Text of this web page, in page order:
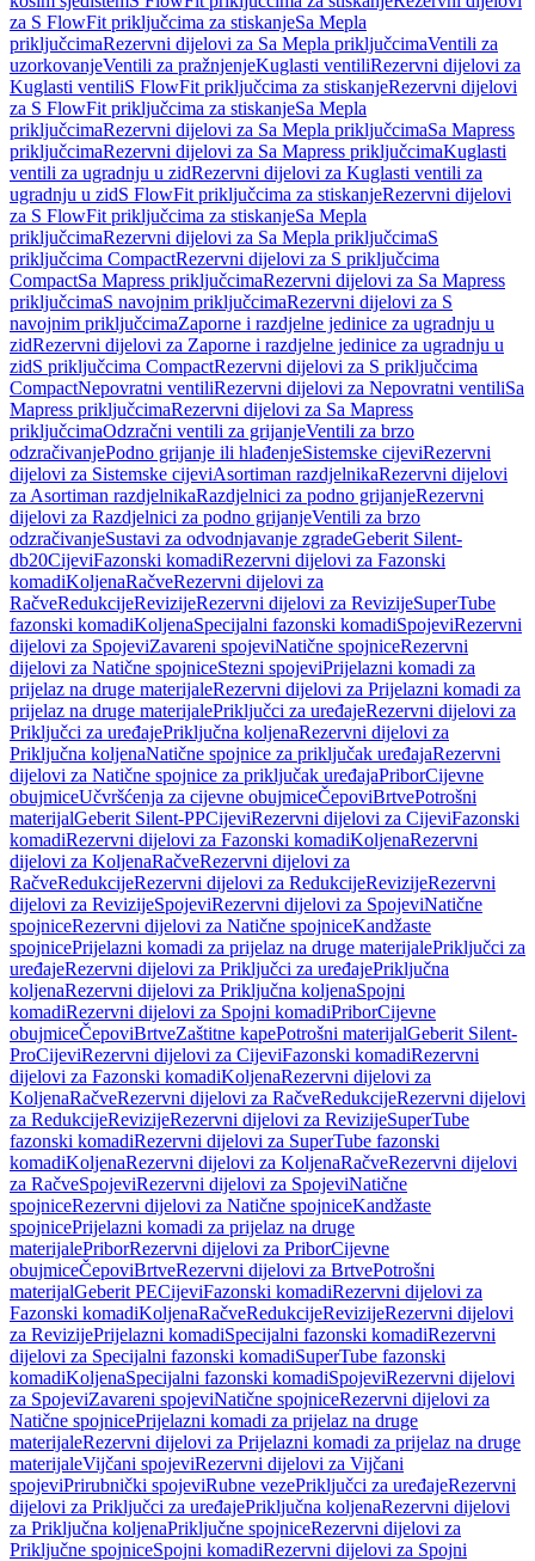
za S FlowFit priključcima za stiskanjeSa Mepla
priključcimaRezervni dijelovi za Sa Mepla priključcimaVentili za
uzorkovanjeVentili za pražnjenjeKuglasti ventiliRezervni dijelovi za
Kuglasti ventiliS FlowFit priključcima za stiskanjeRezervni dijelovi
za S FlowFit priključcima za stiskanjeSa Mepla
priključcimaRezervni dijelovi za Sa Mepla priključcimaSa Mapress
priključcimaRezervni dijelovi za Sa Mapress priključcimaKuglasti
ventili za ugradnju u zidRezervni dijelovi za Kuglasti ventili za
ugradnju u zidS FlowFit priključcima za stiskanjeRezervni dijelovi
za S FlowFit priključcima za stiskanjeSa Mepla
priključcimaRezervni dijelovi za Sa Mepla priključcimaS
priključcima CompactRezervni dijelovi za S priključcima
CompactSa Mapress priključcimaRezervni dijelovi za Sa Mapress
priključcimaS navojnim priključcimaRezervni dijelovi za S
navojnim priključcimaZaporne i razdjelne jedinice za ugradnju u
zidRezervni dijelovi za Zaporne i razdjelne jedinice za ugradnju u
zidS priključcima CompactRezervni dijelovi za S priključcima
CompactNepovratni ventiliRezervni dijelovi za Nepovratni ventiliSa
Mapress priključcimaRezervni dijelovi za Sa Mapress
priključcimaOdzračni ventili za grijanjeVentili za brzo
odzračivanjePodno grijanje ili hlađenjeSistemske cijeviRezervni
dijelovi za Sistemske cijeviAsortiman razdjelnikaRezervni dijelovi
za Asortiman razdjelnikaRazdjelnici za podno grijanjeRezervni
dijelovi za Razdjelnici za podno grijanjeVentili za brzo
odzračivanjeSustavi za odvodnjavanje zgradeGeberit Silent-
db20CijeviFazonski komadiRezervni dijelovi za Fazonski
komadiKoljenaRačveRezervni dijelovi za
RačveRedukcijeRevizijeRezervni dijelovi za RevizijeSuperTube
fazonski komadiKoljenaSpecijalni fazonski komadiSpojeviRezervni
dijelovi za SpojeviZavareni spojeviNatične spojniceRezervni
dijelovi za Natične spojniceStezni spojeviPrijelazni komadi za
prijelaz na druge materijaleRezervni dijelovi za Prijelazni komadi za
prijelaz na druge materijalePriključci za uređajeRezervni dijelovi za
Priključci za uređajePriključna koljenaRezervni dijelovi za
Priključna koljenaNatične spojnice za priključak uređajaRezervni
dijelovi za Natične spojnice za priključak uređajaPriborCijevne
obujmiceUčvršćenja za cijevne obujmiceČepoviBrtvePotrošni
materijalGeberit Silent-PPCijeviRezervni dijelovi za CijeviFazonski
komadiRezervni dijelovi za Fazonski komadiKoljenaRezervni
dijelovi za KoljenaRačveRezervni dijelovi za
RačveRedukcijeRezervni dijelovi za RedukcijeRevizijeRezervni
dijelovi za RevizijeSpojeviRezervni dijelovi za SpojeviNatične
spojniceRezervni dijelovi za Natične spojniceKandžaste
spojnicePrijelazni komadi za prijelaz na druge materijalePriključci za
uređajeRezervni dijelovi za Priključci za uređajePriključna
koljenaRezervni dijelovi za Priključna koljenaSpojni
komadiRezervni dijelovi za Spojni komadiPriborCijevne
obujmiceČepoviBrtveZaštitne kapePotrošni materijalGeberit Silent-
ProCijeviRezervni dijelovi za CijeviFazonski komadiRezervni
dijelovi za Fazonski komadiKoljenaRezervni dijelovi za
KoljenaRačveRezervni dijelovi za RačveRedukcijeRezervni dijelovi
za RedukcijeRevizijeRezervni dijelovi za RevizijeSuperTube
fazonski komadiRezervni dijelovi za SuperTube fazonski
komadiKoljenaRezervni dijelovi za KoljenaRačveRezervni dijelovi
za RačveSpojeviRezervni dijelovi za SpojeviNatične
spojniceRezervni dijelovi za Natične spojniceKandžaste
spojnicePrijelazni komadi za prijelaz na druge
materijalePriborRezervni dijelovi za PriborCijevne
obujmiceČepoviBrtveRezervni dijelovi za BrtvePotrošni
materijalGeberit PECijeviFazonski komadiRezervni dijelovi za
Fazonski komadiKoljenaRačveRedukcijeRevizijeRezervni dijelovi
za RevizijePrijelazni komadiSpecijalni fazonski komadiRezervni
dijelovi za Specijalni fazonski komadiSuperTube fazonski
komadiKoljenaSpecijalni fazonski komadiSpojeviRezervni dijelovi
za SpojeviZavareni spojeviNatične spojniceRezervni dijelovi za
Natične spojnicePrijelazni komadi za prijelaz na druge
materijaleRezervni dijelovi za Prijelazni komadi za prijelaz na druge
materijaleVijčani spojeviRezervni dijelovi za Vijčani
spojeviPrirubnički spojeviRubne vezePriključci za uređajeRezervni
dijelovi za Priključci za uređajePriključna koljenaRezervni dijelovi
za Priključna koljenaPriključne spojniceRezervni dijelovi za
Priključne spojniceSpojni komadiRezervni dijelovi za Spojni